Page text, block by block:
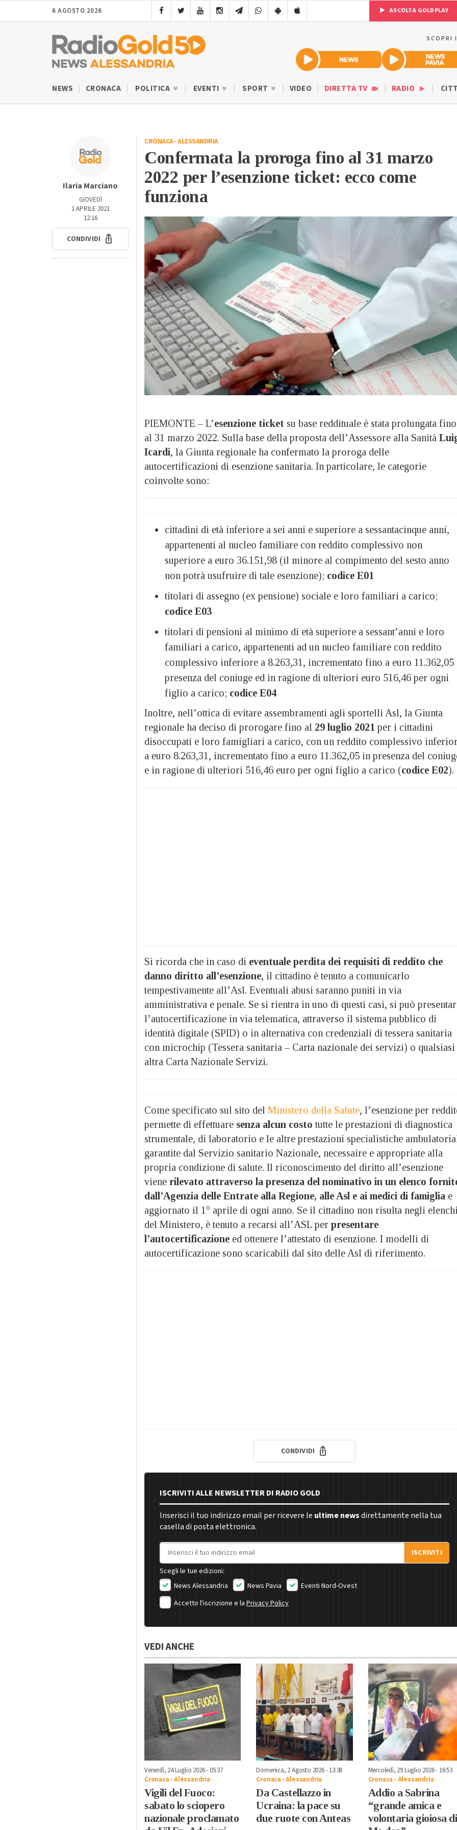
6 AGOSTO 2026 ASCOLTA GOLDPLAY
SCOPRI
NEWS CRONACA POLITICA EVENTI SPORT VIDEO DIRETTA TV RADIO
Ilaria Marciano
GIOVEDÌ
1 APRILE 2021
12:16
CONDIVIDI
CRONACA-ALESSANDRIA
Confermata la proroga fino al 31 marzo
2022 per l’esenzione ticket: ecco come
funziona
PIEMONTE – L’esenzione ticket su base reddituale è stata prolungata fino
al 31 marzo 2022. Sulla base della proposta dell’Assessore alla Sanità
Icardi, la Giunta regionale ha confermato la proroga delle
autocertificazioni di esenzione sanitaria. In particolare, le categorie
coinvolte sono:
cittadini di età inferiore a sei anni e superiore a sessantacinque anni,
appartenenti al nucleo familiare con reddito complessivo non
superiore a euro 36.151,98 (il minore al compimento del sesto anno
non potrà usufruire di tale esenzione); codice E01
titolari di assegno (ex pensione) sociale e loro familiari a carico;
codice E03
titolari di pensioni al minimo di età superiore a sessant’anni e loro
familiari a carico, appartenenti ad un nucleo familiare con reddito
complessivo inferiore a 8.263,31, incrementato fino a euro 11.362,05
presenza del coniuge ed in ragione di ulteriori euro 516,46 per ogni
figlio a carico; codice E04
Inoltre, nell’ottica di evitare assembramenti agli sportelli Asl, la Giunta
regionale ha deciso di prorogare fino al 29 luglio 2021 per i cittadini
disoccupati e loro famigliari a carico, con un reddito complessivo
a euro 8.263,31, incrementato fino a euro 11.362,05 in presenza del
e in ragione di ulteriori 516,46 euro per ogni figlio a carico (codice E02).
Si ricorda che in caso di eventuale perdita dei requisiti di reddito che
danno diritto all’esenzione, il cittadino è tenuto a comunicarlo
tempestivamente all’Asl. Eventuali abusi saranno puniti in via
amministrativa e penale. Se si rientra in uno di questi casi, si può
l’autocertificazione in via telematica, attraverso il sistema pubblico di
identità digitale (SPID) o in alternativa con credenziali di tessera sanitaria
con microchip (Tessera sanitaria – Carta nazionale dei servizi) o qualsiasi
altra Carta Nazionale Servizi.
Come specificato sul sito del Ministero della Salute, l’esenzione per
permette di effettuare senza alcun costo tutte le prestazioni di diagnostica
strumentale, di laboratorio e le altre prestazioni specialistiche
garantite dal Servizio sanitario Nazionale, necessaire e appropriate alla
propria condizione di salute. Il riconoscimento del diritto all’esenzione
viene rilevato attraverso la presenza del nominativo in un elenco
dall’Agenzia delle Entrate alla Regione, alle Asl e ai medici di famiglia e
aggiornato il 1° aprile di ogni anno. Se il cittadino non risulta negli
del Ministero, è tenuto a recarsi all’ASL per presentare
l’autocertificazione ed ottenere l’attestato di esenzione. I modelli di
autocertificazione sono scaricabili dal sito delle Asl di riferimento.
CONDIVIDI
ISCRIVITI ALLE NEWSLETTER DI RADIO GOLD
Inserisci il tuo indirizzo email per ricevere le ultime newsdirettamente nella tua
casella di posta elettronica.
Indirizzo email
ISCRIVITI
Scegli le tue edizioni:
News Alessandria
News Pavia
Eventi Nord-Ovest
Accetto l'iscrizione e la Privacy Policy
VEDI ANCHE
Venerdì, 24 Luglio 2026 - 05:37
Cronaca-Alessandria
Vigili del Fuoco:
sabato lo sciopero
nazionale proclamato
Domenica, 2 Agosto 2026 - 13:38
Cronaca -Alessandria
Da Castellazzo in
Ucraina: la pace su
due ruote con Anteas
Mercoledì, 29 Luglio 2026 - 16:53
Cronaca -Alessandria
Addio a Sabrina
“grande amica e
volontaria gioiosa di